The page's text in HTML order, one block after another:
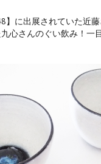
】に出展されていた近
心さんのぐい飲み！一